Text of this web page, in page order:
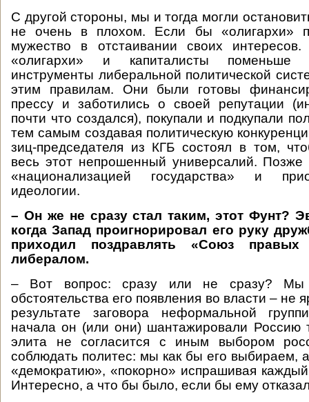
С другой стороны, мы и тогда могли
не очень в плохом. Если бы «олигархи»
мужество в отстаивании своих
«олигархи» и капиталисты поменьше
инструменты либеральной политической
этим правилам. Они были готовы
прессу и заботились о своей репутации
почти что создался), покупали и подкупали
тем самым создавая политическую
зиц-председателя из КГБ состоял в том,
весь этот непрошенный универсалий.
«национализацией государства» и
идеологии.
– Он же не сразу стал таким, этот Фунт?
когда Запад проигнорировал его руку
приходил поздравлять «Союз правых
либералом.
– Вот вопрос: сразу или не сразу? Мы
обстоятельства его появления во власти – не
результате заговора неформальной
начала он (или они) шантажировали Россию
элита не согласится с иным выбором
соблюдать политес: мы как бы его выбираем,
«демократию», «покорно» испрашивая
Интересно, а что бы было, если бы ему